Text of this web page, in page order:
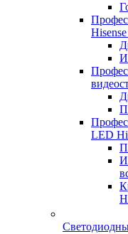
Hisense
LED